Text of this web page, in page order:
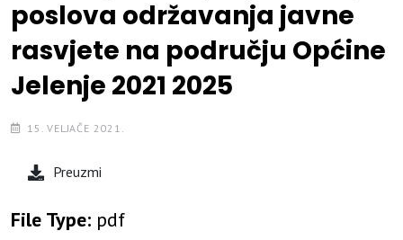
poslova održavanja javne
rasvjete na području Općine
Jelenje 2021 2025
15. VELJAČE 2021.
Preuzmi
File Type: pdf